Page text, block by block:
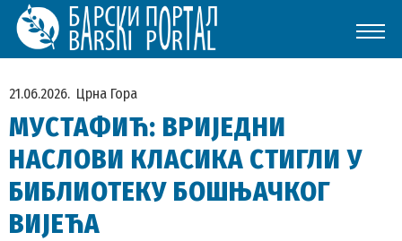
21.06.2026. Црна Гора
МУСТАФИЋ: ВРИЈЕДНИ
НАСЛОВИ КЛАСИКА СТИГЛИ У
БИБЛИОТЕКУ БОШЊАЧКОГ
ВИЈЕЋА